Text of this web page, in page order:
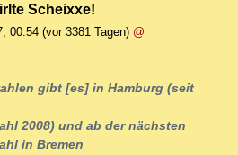
Scheixxe!
00:54 (vor 3381 Tagen) @
gibt [es] in Hamburg (seit
2008) und ab der nächsten
in Bremen